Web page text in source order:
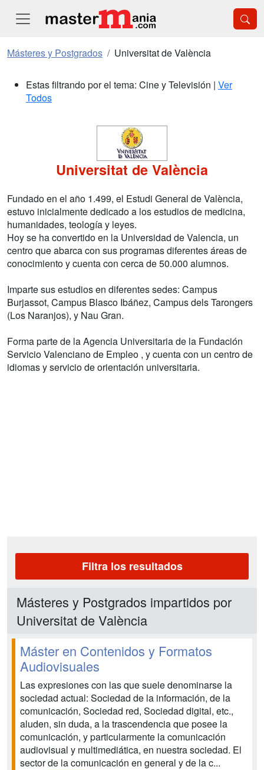
Másteres y Postgrados Universitat de València
Estas filtrando por el tema: Cine y Televisión | Ver
Todos
Universitat de València
Fundado en el año 1.499, el Estudi General de València,
estuvo inicialmente dedicado a los estudios de medicina,
humanidades, teología y leyes.
Hoy se ha convertido en la Universidad de Valencia, un
centro que abarca con sus programas diferentes áreas de
conocimiento y cuenta con cerca de 50.000 alumnos.
Imparte sus estudios en diferentes sedes: Campus
Burjassot, Campus Blasco Ibáñez, Campus dels Tarongers
(Los Naranjos), y Nau Gran.
Forma parte de la Agencia Universitaria de la Fundación
Servicio Valenciano de Empleo , y cuenta con un centro de
idiomas y servicio de orientación universitaria.
Filtra los resultados
Másteres y Postgrados impartidos por
Universitat de València
Máster en Contenidos y Formatos
Audiovisuales
Las expresiones con las que suele denominarse la
sociedad actual: Sociedad de la información, de la
comunicación, Sociedad red, Sociedad digital, etc.,
aluden, sin duda, a la trascendencia que posee la
comunicación, y particularmente la comunicación
audiovisual y multimediática, en nuestra sociedad. El
sector de la comunicación en general y de la c...